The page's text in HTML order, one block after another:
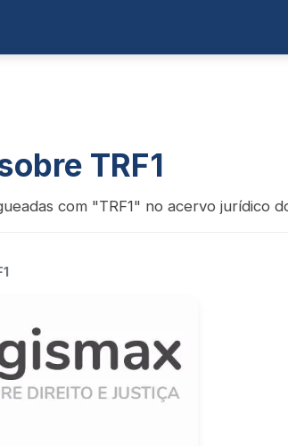
TRF1
com "TRF1" no acervo jurídico